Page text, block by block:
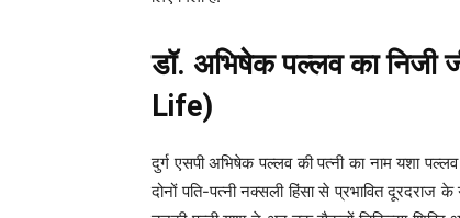
डॉ. अभिषेक पल्लव का
Life)
दुर्ग एसपी अभिषेक पल्लव की पत्नी का नाम यशा
दोनों पति-पत्नी नक्सली हिंसा से प्रभावित दूरदराज